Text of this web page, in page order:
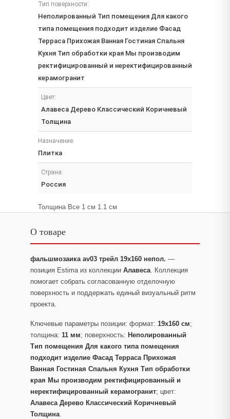
Тип поверхности:
Неполированный Тип помещения Для какого
типа помещения подходит изделие Фасад
Терраса Прихожая Ванная Гостиная Спальня
Кухня Тип обработки края Мы производим
ректифицированный и неректифицированный
керамогранит
Цвет:
Алавеса Дерево Классический Коричневый
Толщина
Назначение:
Плитка
Страна:
Россия
Толщина Все 1 см 1.1 см
О товаре
фальшмозаика av03 трейл 19x160 непол. —
позиция Estima из коллекции Алавеса. Коллекция
помогает собрать согласованную отделочную
поверхность и поддержать единый визуальный ритм
проекта.
Ключевые параметры позиции: формат: 19x160 см;
толщина: 11 мм; поверхность: Неполированный
Тип помещения Для какого типа помещения
подходит изделие Фасад Терраса Прихожая
Ванная Гостиная Спальня Кухня Тип обработки
края Мы производим ректифицированный и
неректифицированный керамогранит; цвет:
Алавеса Дерево Классический Коричневый
Толщина.